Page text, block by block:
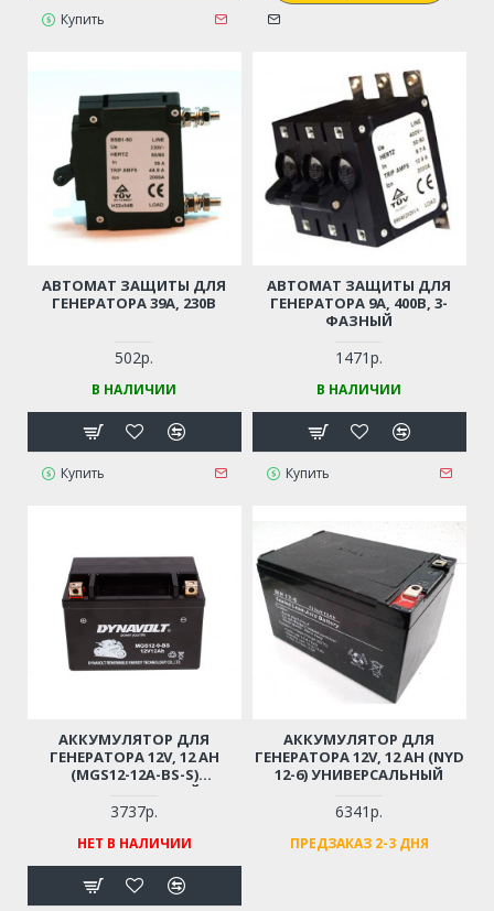
Купить
АВТОМАТ ЗАЩИТЫ ДЛЯ
ГЕНЕРАТОРА 39А, 230В
502р.
В НАЛИЧИИ
Купить
АВТОМАТ ЗАЩИТЫ ДЛЯ
ГЕНЕРАТОРА 9А, 400В, 3-
ФАЗНЫЙ
1471р.
В НАЛИЧИИ
Купить
АККУМУЛЯТОР ДЛЯ
ГЕНЕРАТОРА 12V, 12 AH
(MGS12-12A-BS-S)
УНИВЕРСАЛЬНЫЙ
3737р.
НЕТ В НАЛИЧИИ
АККУМУЛЯТОР ДЛЯ
ГЕНЕРАТОРА 12V, 12 AH (NYD
12-6) УНИВЕРСАЛЬНЫЙ
6341р.
ПРЕДЗАКАЗ 2-3 ДНЯ